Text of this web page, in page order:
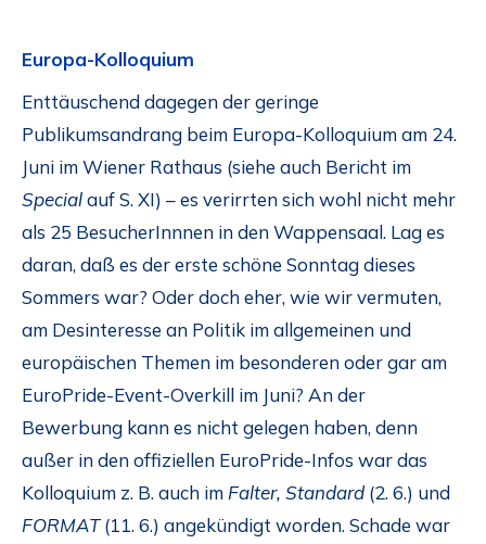
Europa-Kolloquium
Enttäuschend dagegen der geringe
Publikumsandrang beim Europa-Kolloquium am 24.
Juni im Wiener Rathaus (siehe auch Bericht im
Specialauf S. XI) – es verirrten sich wohl nicht mehr
als 25 BesucherInnnen in den Wappensaal. Lag es
daran, daß es der erste schöne Sonntag dieses
Sommers war? Oder doch eher, wie wir vermuten,
am Desinteresse an Politik im allgemeinen und
europäischen Themen im besonderen oder gar am
EuroPride-Event-Overkill im Juni? An der
Bewerbung kann es nicht gelegen haben, denn
außer in den offiziellen EuroPride-Infos war das
Kolloquium z. B. auch im Falter, Standard(2. 6.) und
FORMAT(11. 6.) angekündigt worden. Schade war